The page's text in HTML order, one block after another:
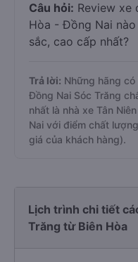
Câu hỏi: Review xe
Hòa - Đồng Nai
sắc, cao cấp nhất?
Trả lời: Những hãng có
Đồng Nai Sóc Trăng
nhất là nhà xe Tân
Nai với điểm chất
giá của khách hàng).
Lịch trình chi tiết
Trăng từ Biên Hòa